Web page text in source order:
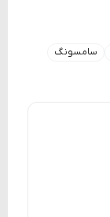
سامسونگ